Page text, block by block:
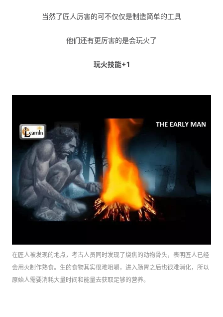
当然了匠人厉害的可不仅仅是制造简单的工具
他们还有更厉害的是会玩火了
玩火技能+1
在匠人被发现的地点，考古人员同时发现了烧焦的动物骨头，表明匠人已经
会用火制作熟食。 生的食物其实很难咀嚼，进入肠胃之后也很难消化，所以
原始人需要消耗大量时间和能量去获取足够的营养。